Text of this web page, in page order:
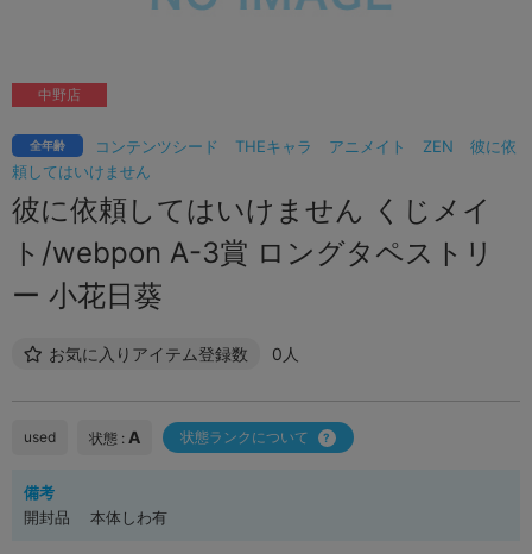
コンテンツシード THEキャラ アニメイト ZEN
彼に依
頼してはいけません
全年齢
彼に依頼してはいけません くじメイ
ト/webpon A-3賞 ロングタペストリ
ー 小花日葵
お気に入りアイテム登録数 0人
中野店
used 状態 : A 状態ランクについて
備考
開封品 本体しわ有